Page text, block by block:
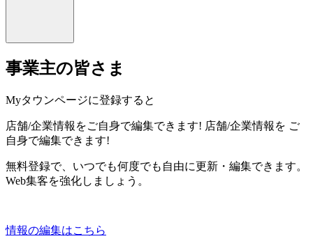
事業主の皆さま
Myタウンページに登録すると
店舗/企業情報をご自身で編集できます! 店舗/企業情報を ご
自身で編集できます!
無料登録で、いつでも何度でも自由に更新・編集できます。
Web集客を強化しましょう。
情報の編集はこちら